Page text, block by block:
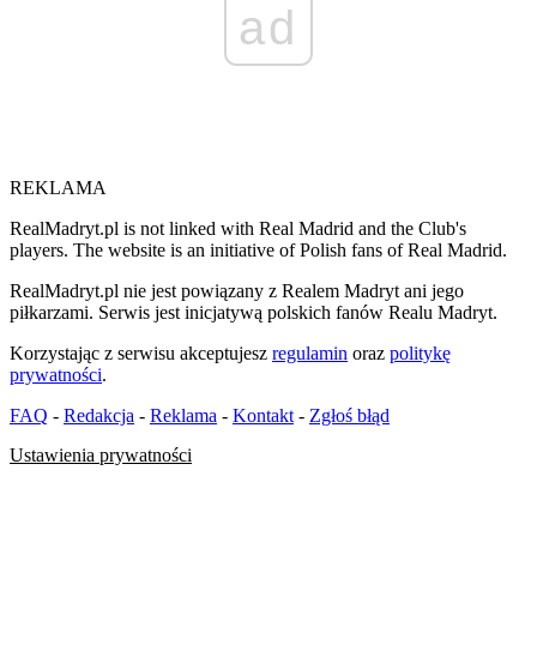
ad
REKLAMA
RealMadryt.pl is not linked with Real Madrid and the Club's
players. The website is an initiative of Polish fans of Real Madrid.
RealMadryt.pl nie jest powiązany z Realem Madryt ani jego
piłkarzami. Serwis jest inicjatywą polskich fanów Realu Madryt.
Korzystając z serwisu akceptujesz regulamin oraz politykę
prywatności.
FAQ - Redakcja - Reklama - Kontakt - Zgłoś błąd
Ustawienia prywatności